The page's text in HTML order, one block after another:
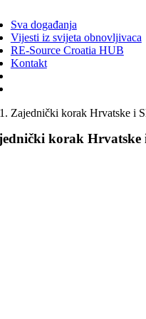
Sva događanja
Vijesti iz svijeta obnovljivaca
RE-Source Croatia HUB
Kontakt
Zajednički korak Hrvatske i
korak Hrvatske